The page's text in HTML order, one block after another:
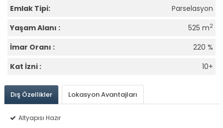
Emlak Tipi:
Parselasyon
Yaşam Alanı :
525 m2
İmar Oranı :
220 %
Kat İzni :
10+
Dış Özellikler Lokasyon Avantajları
Altyapısı Hazır